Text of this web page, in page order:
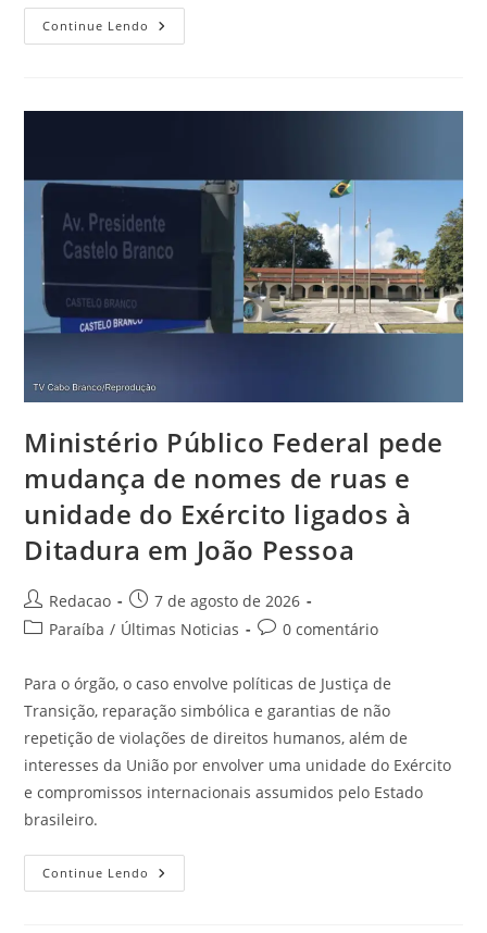
Continue Lendo
Ministério Público Federal pede
mudança de nomes de ruas e
unidade do Exército ligados à
Ditadura em João Pessoa
Redacao
7 de agosto de 2026
Paraíba / Últimas Noticias 0 comentário
Para o órgão, o caso envolve políticas de Justiça de
Transição, reparação simbólica e garantias de não
repetição de violações de direitos humanos, além de
interesses da União por envolver uma unidade do Exército
e compromissos internacionais assumidos pelo Estado
brasileiro.
Continue Lendo